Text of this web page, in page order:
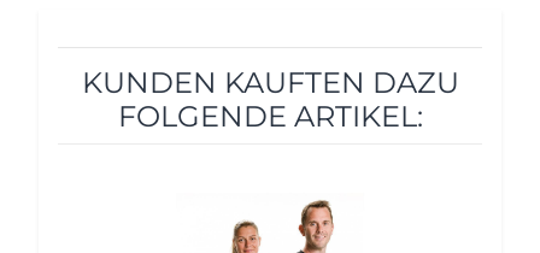
KUNDEN KAUFTEN DAZU
FOLGENDE ARTIKEL: